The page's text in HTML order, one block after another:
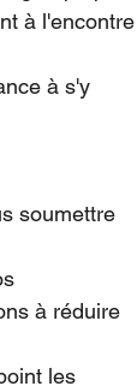
à l'encontre
à s'y
soumettre
à réduire
les